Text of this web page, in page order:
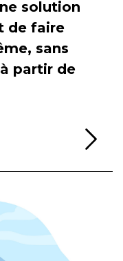
solution
de faire
sans
partir de